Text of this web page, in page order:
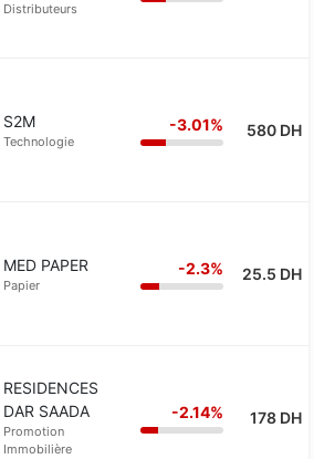
Distributeurs
S2M
Technologie
-3.01% 580 DH
MED PAPER
Papier
-2.3% 25.5 DH
RESIDENCES
DAR SAADA
Promotion
Immobilière
-2.14% 178 DH